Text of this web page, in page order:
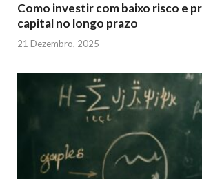
Como investir com baixo risco e
capital no longo prazo
21 Dezembro, 2025